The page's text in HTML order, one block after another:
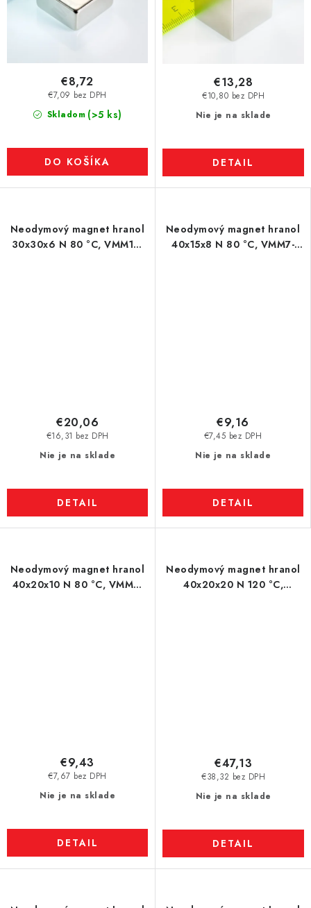
Skladom (>5 ks)
€7,09 bez DPH
€8,72
DO KOŠÍKA
Nie je na sklade
€10,80 bez DPH
€13,28
DETAIL
Neodymový magnet hranol
30x30x6 N 80 °C, VMM10-
Nie je na sklade
€16,31 bez DPH
€20,06
DETAIL
Neodymový magnet hranol
40x15x8 N 80 °C, VMM7-
Nie je na sklade
€7,45 bez DPH
€9,16
DETAIL
Neodymový magnet hranol
40x20x10 N 80 °C, VMM7-
Nie je na sklade
€7,67 bez DPH
€9,43
DETAIL
Neodymový magnet hranol
40x20x20 N 120 °C,
Nie je na sklade
€38,32 bez DPH
€47,13
DETAIL